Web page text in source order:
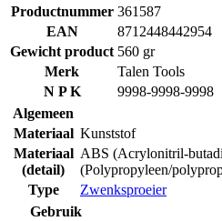
Productnummer 361587
EAN
8712448442954
Gewicht product 560 gr
Merk
Talen Tools
N P K
9998-9998-9998
Algemeen
Materiaal Kunststof
Materiaal
(detail)
ABS (Acrylonitril-
(Polypropyleen/
Type
Zwenksproeier
Gebruik